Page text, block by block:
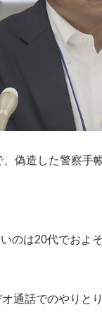
偽造した警察手
のは20代でおよ
通話でのやりと